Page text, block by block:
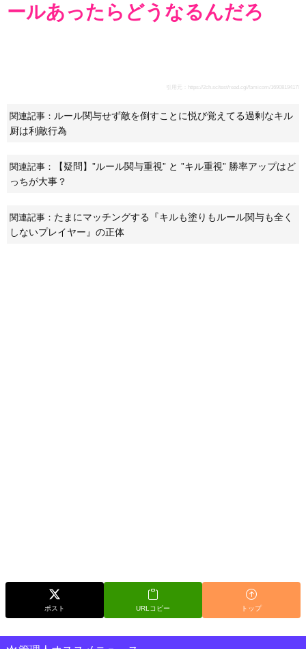
ールあったらどうなるんだろ
引用元： https://2ch.sc/test/read.cgi/famicom/1690819417/
関連記事： ルール関与せず敵を倒すことに悦び覚えてる過剰なキル
厨は利敵行為
関連記事：
【疑問】”ルール関与重視” と ”キル重視” 勝率アップはど
っちが大事？
関連記事： たまにマッチングする『キルも塗りもルール関与も全く
しないプレイヤー』の正体
ポスト URLコピー トップ